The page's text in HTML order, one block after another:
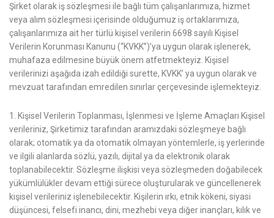
Şirket olarak iş sözleşmesi ile bağlı tüm çalışanlarımıza, hizmet
veya alım sözleşmesi içerisinde olduğumuz iş ortaklarımıza,
çalışanlarımıza ait her türlü kişisel verilerin 6698 sayılı Kişisel
Verilerin Korunması Kanunu (“KVKK”)’ya uygun olarak işlenerek,
muhafaza edilmesine büyük önem atfetmekteyiz. Kişisel
verilerinizi aşağıda izah edildiği surette, KVKK’ ya uygun olarak ve
mevzuat tarafından emredilen sınırlar çerçevesinde işlemekteyiz.
1. Kişisel Verilerin Toplanması, İşlenmesi ve İşleme Amaçları Kişisel
verileriniz, Şirketimiz tarafından aramızdaki sözleşmeye bağlı
olarak; otomatik ya da otomatik olmayan yöntemlerle, iş yerlerinde
ve ilgili alanlarda sözlü, yazılı, dijital ya da elektronik olarak
toplanabilecektir. Sözleşme ilişkisi veya sözleşmeden doğabilecek
yükümlülükler devam ettiği sürece oluşturularak ve güncellenerek
kişisel verileriniz işlenebilecektir. Kişilerin ırkı, etnik kökeni, siyasi
düşüncesi, felsefi inancı, dini, mezhebi veya diğer inançları, kılık ve